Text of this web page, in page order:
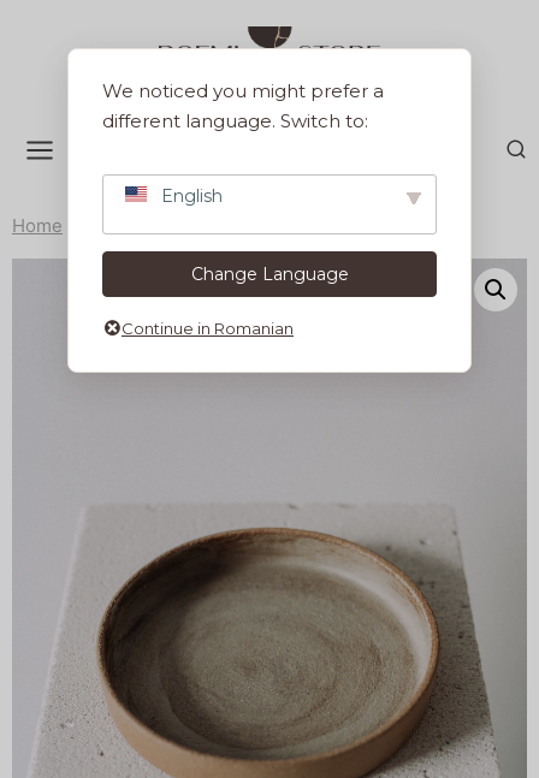
Home
We noticed you might prefer a
different language. Switch to:
English
Change Language
Continue in Romanian